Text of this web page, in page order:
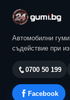
Автомобилни
съдействие при
0700 50 199
Facebook